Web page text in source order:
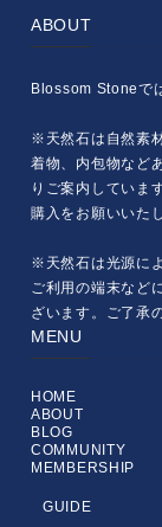
ABOUT
Blossom Stoneで
※天然石は自然素
着物、内包物など
りご案内していま
購入をお願いいた
※天然石は光源に
ご利用の端末など
ざいます。ご了承
MENU
HOME
ABOUT
BLOG
COMMUNITY
MEMBERSHIP
GUIDE